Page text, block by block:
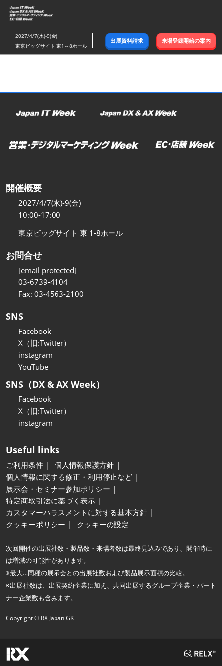
ス
キ
ッ
し
む
2027/4/7(水)-9(金)
東京ビッグサイト 東1～8ホール
出展資料請求 来場登録開始の案内
開催概要
2027/4/7(水)-9(金)
10:00-17:00
東京ビッグサイト 東 1-8ホール
お問合せ
[email protected]
03-6739-4104
Fax: 03-4563-2100
SNS
Facebook
X（旧:Twitter）
instagram
YouTube
SNS（DX & AX Week）
Facebook
X（旧:Twitter）
instagram
Useful links
ご利用条件
個人情報保護方針
個人情報に関する修正・利用停止など
展示会・セミナー参加ポリシー
特定商取引法に基づく表示
カスタマーハラスメントに対する基本方針
クッキーポリシー
クッキーの設定
次回開催の出展社数・製品数・来場者数は最終見込みであり、開催時に
は増減の可能性があります。
※最大…同種の展示会との出展社数および製品展示面積の比較。
※出展社数は、出展契約企業に加え、共同出展するグループ企業・パート
ナー企業数も含みます。
Copyright © RX Japan GK